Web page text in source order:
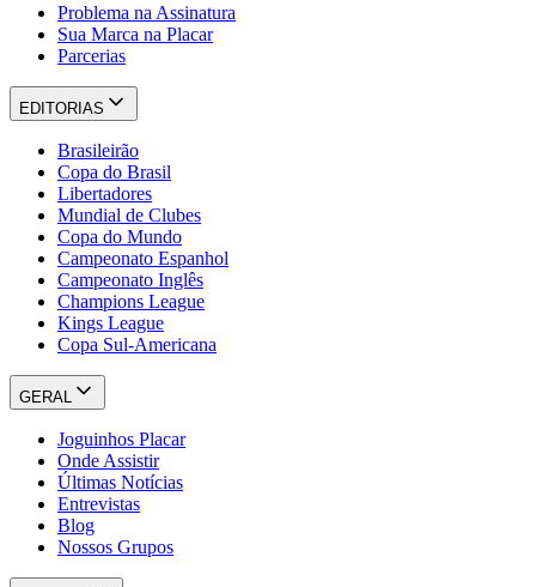
Problema na Assinatura
Sua Marca na Placar
Parcerias
EDITORIAS
Brasileirão
Copa do Brasil
Libertadores
Mundial de Clubes
Copa do Mundo
Campeonato Espanhol
Campeonato Inglês
Champions League
Kings League
Copa Sul-Americana
GERAL
Joguinhos Placar
Onde Assistir
Últimas Notícias
Entrevistas
Blog
Nossos Grupos